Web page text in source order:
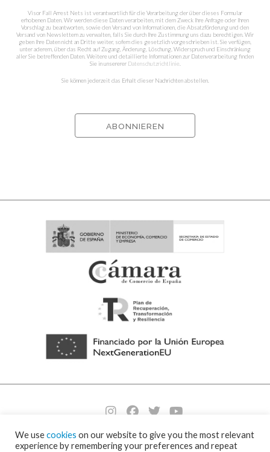
Visor Fall Arrest Nets ist verantwortlich für die Verarbeitung der über dieses Formular
erhobenen Daten. Wir werden diese Daten verarbeiten, mit dem Zweck Ihre Anfrage oder Ihren
Vorschlag zu beantworten, sowie den Versand von Informationen, die Absatzförderung und den
Versand von Newslettern zu verwalten, falls Sie durch Ihre Zustimmung uns dazu berechtigen. Wir
geben Ihre Daten nicht an Dritte weiter, sofern dies gesetzlich vorgeschrieben ist. Sie verfügen,
unter aderem, über das Recht auf Zugang, Änderung, Löschung, Widerspruch und Einschränkung
aller Sie betreffenden Daten. Weitere und detaillierte Informationen zur Datenverarbeitung finden
Sie in unsererer Datenschutzrichtlinie
Sie können jederzeit das Erhalt dieser Nachrichten abstellen.
© 2026 Visornets – Visor Fall Arrest Nets ⁃Política de cookies y protección de
We usecookies on our website to give you the most relevant
experience by remembering your preferences and repeat